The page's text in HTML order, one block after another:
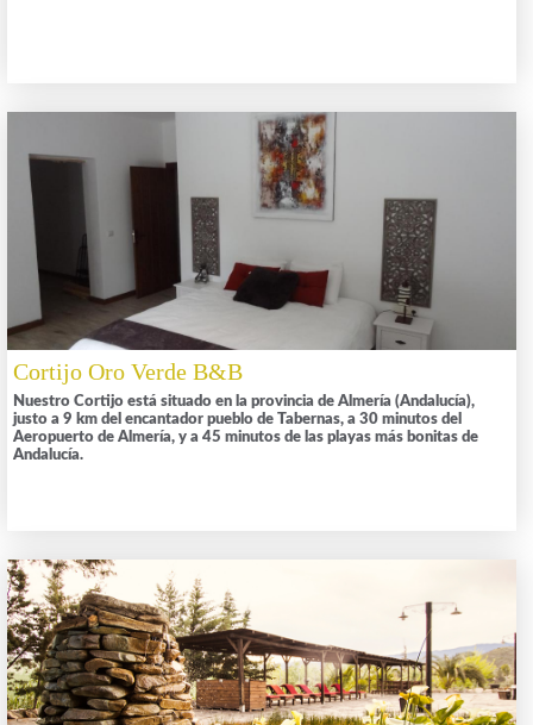
Cortijo Oro Verde B&B
Nuestro Cortijo está situado en la provincia de Almería (Andalucía),
justo a 9 km del encantador pueblo de Tabernas, a 30 minutos del
Aeropuerto de Almería, y a 45 minutos de las playas más bonitas de
Andalucía.